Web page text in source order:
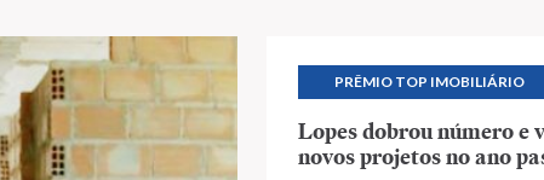
PRÊMIO TOP IMOBILIÁRIO
Lopes dobrou número e
novos projetos no ano